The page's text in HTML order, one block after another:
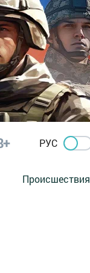
РУС
Происшествия